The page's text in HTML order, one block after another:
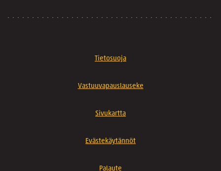
Tietosuoja
Vastuuvapauslauseke
Sivukartta
Evästekäytännöt
Palaute